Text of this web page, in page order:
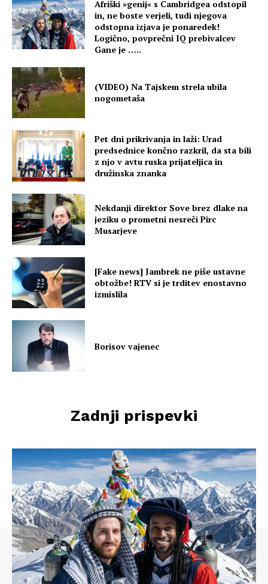
Afriški »genij« s Cambridgea odstopil
in, ne boste verjeli, tudi njegova
odstopna izjava je ponaredek!
Logično, povprečni IQ prebivalcev
Gane je …..
(VIDEO) Na Tajskem strela ubila
nogometaša
Pet dni prikrivanja in laži: Urad
predsednice končno razkril, da sta bili
z njo v avtu ruska prijateljica in
družinska znanka
Nekdanji direktor Sove brez dlake na
jeziku o prometni nesreči Pirc
Musarjeve
[Fake news] Jambrek ne piše ustavne
obtožbe! RTV si je trditev enostavno
izmislila
Borisov vajenec
Zadnji prispevki